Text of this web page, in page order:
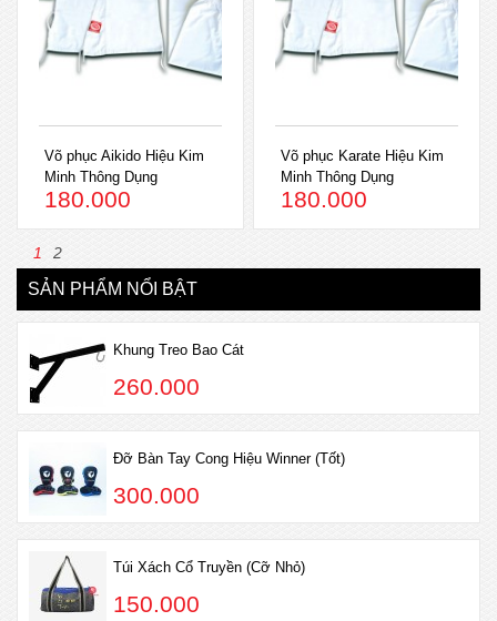
Võ phục Aikido Hiệu Kim
Minh Thông Dụng
180.000
Võ phục Karate Hiệu Kim
Minh Thông Dụng
180.000
1 2
SẢN PHẨM NỔI BẬT
Khung Treo Bao Cát
260.000
Đỡ Bàn Tay Cong Hiệu Winner (Tốt)
300.000
Túi Xách Cổ Truyền (Cỡ Nhỏ)
150.000